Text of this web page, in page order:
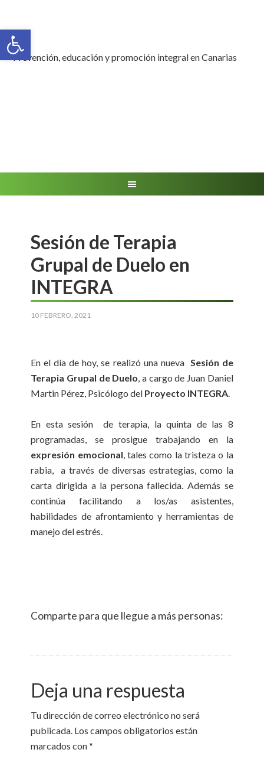
Prevención, educación y promoción integral en Canarias
Sesión de Terapia
Grupal de Duelo en
INTEGRA
10 FEBRERO, 2021
En el día de hoy, se realizó una nueva Sesión de
Terapia Grupal de Duelo, a cargo de Juan Daniel
Martin Pérez, Psicólogo del Proyecto INTEGRA.
En esta sesión de terapia, la quinta de las 8
programadas, se prosigue trabajando en la
expresión emocional, tales como la tristeza o la
rabia, a través de diversas estrategias, como la
carta dirigida a la persona fallecida. Además se
continúa facilitando a los/as asistentes,
habilidades de afrontamiento y herramientas de
manejo del estrés.
Comparte para que llegue a más personas:
Deja una respuesta
Tu dirección de correo electrónico no será
publicada. Los campos obligatorios están
marcados con*
Abrir barra de herramientas